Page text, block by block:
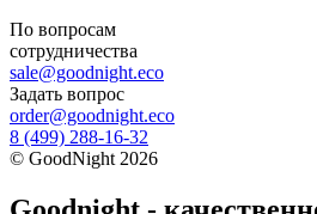
По вопросам
сотрудничества
sale@goodnight.eco
Задать вопрос
order@goodnight.eco
8 (499) 288-16-32
© GoodNight 2026